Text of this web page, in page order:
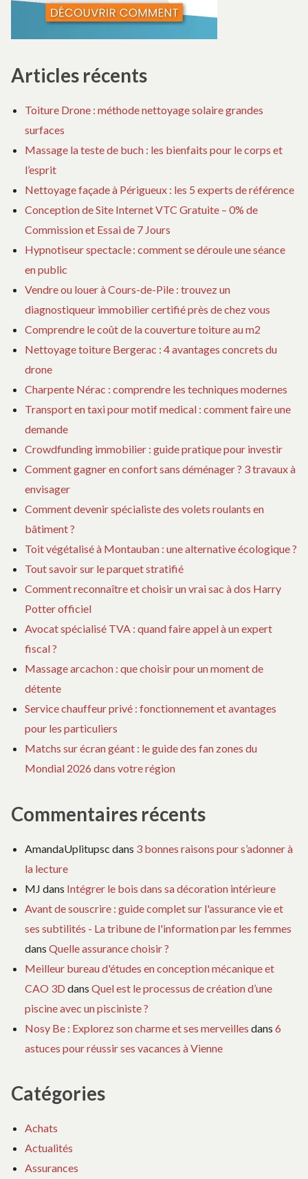
Articles récents
Toiture Drone : méthode nettoyage solaire grandes
surfaces
Massage la teste de buch : les bienfaits pour le corps et
l’esprit
Nettoyage façade à Périgueux : les 5 experts de référence
Conception de Site Internet VTC Gratuite – 0% de
Commission et Essai de 7 Jours
Hypnotiseur spectacle : comment se déroule une séance
en public
Vendre ou louer à Cours-de-Pile : trouvez un
diagnostiqueur immobilier certifié près de chez vous
Comprendre le coût de la couverture toiture au m2
Nettoyage toiture Bergerac : 4 avantages concrets du
drone
Charpente Nérac : comprendre les techniques modernes
Transport en taxi pour motif medical : comment faire une
demande
Crowdfunding immobilier : guide pratique pour investir
Comment gagner en confort sans déménager ? 3 travaux à
envisager
Comment devenir spécialiste des volets roulants en
bâtiment ?
Toit végétalisé à Montauban : une alternative écologique ?
Tout savoir sur le parquet stratifié
Comment reconnaître et choisir un vrai sac à dos Harry
Potter officiel
Avocat spécialisé TVA : quand faire appel à un expert
fiscal ?
Massage arcachon : que choisir pour un moment de
détente
Service chauffeur privé : fonctionnement et avantages
pour les particuliers
Matchs sur écran géant : le guide des fan zones du
Mondial 2026 dans votre région
Commentaires récents
AmandaUplitupsc dans 3 bonnes raisons pour s’adonner à
la lecture
MJ dans Intégrer le bois dans sa décoration intérieure
Avant de souscrire : guide complet sur l'assurance vie et
ses subtilités - La tribune de l'information par les femmes
dans Quelle assurance choisir ?
Meilleur bureau d'études en conception mécanique et
CAO 3D dans Quel est le processus de création d’une
piscine avec un pisciniste ?
Nosy Be : Explorez son charme et ses merveilles dans 6
astuces pour réussir ses vacances à Vienne
Catégories
Achats
Actualités
Assurances